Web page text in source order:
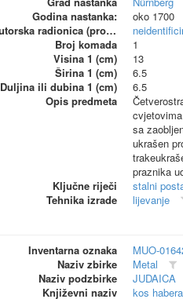
Godina nastanka:
oko 1700
Autorska radionica (proizvođač)
Broj komada
1
Visina 1 (cm)
13
Širina 1 (cm)
6.5
Duljina ili dubina 1 (cm)
6.5
Opis predmeta
sa
ukrašen
praznika
Ključne riječi
stalni
Tehnika izrade
lijevanje
Inventarna oznaka
MUO-
Naziv zbirke
Metal
Naziv podzbirke
JUDAICA
Književni naziv
kos